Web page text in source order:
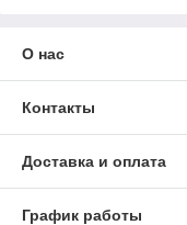
О нас
Контакты
Доставка и оплата
График работы